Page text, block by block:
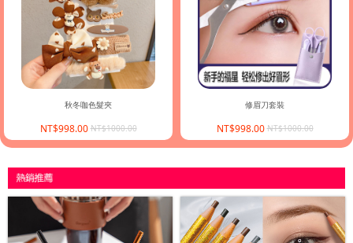
秋冬咖色髮夾
NT$998.00NT$1000.00
修眉刀套裝
NT$998.00NT$1000.00